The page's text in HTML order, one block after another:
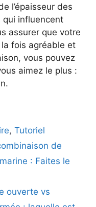
l’épaisseur des
qui influencent
assurer que votre
fois agréable et
vous pouvez
aimez le plus :
,Tutoriel
de
: Faites le
ouverte vs